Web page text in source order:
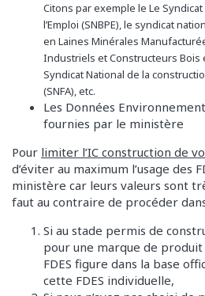
Citons par exemple le Le
l’Emploi (SNBPE), le syndicat
en Laines Minérales
Industriels et Constructeurs Bois
Syndicat National de la
(SNFA), etc.
Les Données
fournies par le ministère
Pour limiter l’IC construction de
d’éviter au maximum l’usage des
ministère car leurs valeurs sont
faut au contraire de procéder
Si au stade permis de
pour une marque de
FDES figure dans la base
cette FDES individuelle,